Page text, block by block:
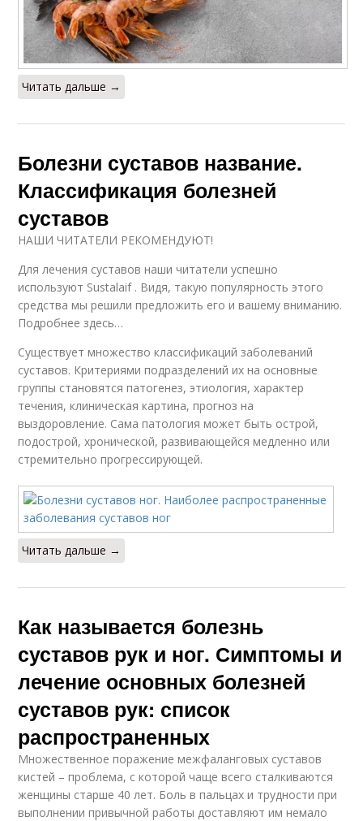
Читать дальше →
Болезни суставов название.
Классификация болезней
суставов
НАШИ ЧИТАТЕЛИ РЕКОМЕНДУЮТ!
Для лечения суставов наши читатели успешно
используют Sustalaif . Видя, такую популярность этого
средства мы решили предложить его и вашему вниманию.
Подробнее здесь…
Существует множество классификаций заболеваний
суставов. Критериями подразделений их на основные
группы становятся патогенез, этиология, характер
течения, клиническая картина, прогноз на
выздоровление. Сама патология может быть острой,
подострой, хронической, развивающейся медленно или
стремительно прогрессирующей.
Читать дальше →
Как называется болезнь
суставов рук и ног. Симптомы и
лечение основных болезней
суставов рук: список
распространенных
Множественное поражение межфаланговых суставов
кистей – проблема, с которой чаще всего сталкиваются
женщины старше 40 лет. Боль в пальцах и трудности при
выполнении привычной работы доставляют им немало